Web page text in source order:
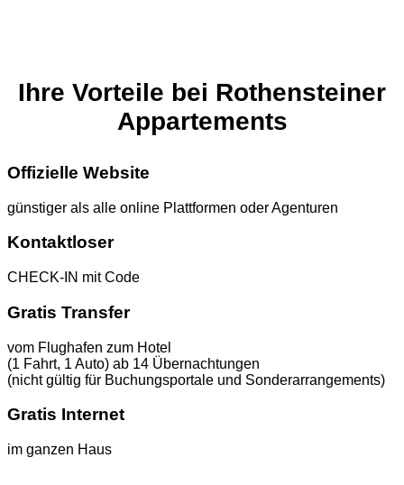
Ihre Vorteile bei Rothensteiner
Appartements
Offizielle Website
günstiger als alle online Plattformen oder Agenturen
Kontaktloser
CHECK-IN mit Code
Gratis Transfer
vom Flughafen zum Hotel
(1 Fahrt, 1 Auto) ab 14 Übernachtungen
(nicht gültig für Buchungsportale und Sonderarrangements)
Gratis Internet
im ganzen Haus